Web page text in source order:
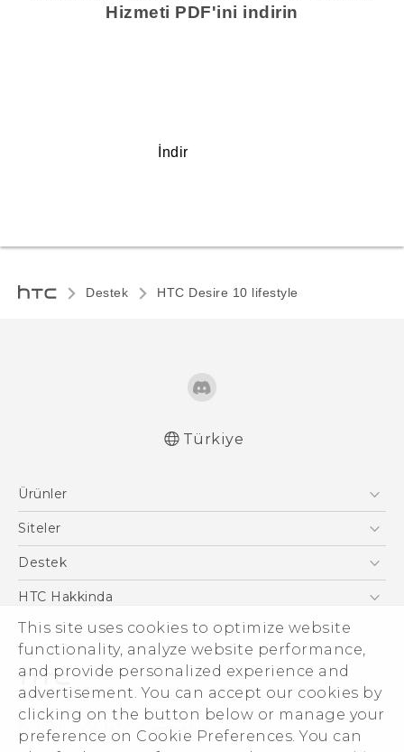
This site uses cookies to optimize website
functionality, analyze website performance,
and provide personalized experience and
advertisement. You can accept our cookies by
clicking on the button below or manage your
preference on Cookie Preferences. You can
Hizmeti PDF'ini indirin
İndir
Destek HTC Desire 10 lifestyle‎
English - Quick start guide
Türkiye
Ürünler
Akıllı Telefonlar
VIVE
Siteler
HTC Dev
Destek
Destek Merkezi
HTC Hakkinda
ESG
Yatırımcı (İNGİLİZCE)
Gizlilik Politikası
Ürün Güvenliği
Cookie Preferences
© 2011-2026 HTC Corporation